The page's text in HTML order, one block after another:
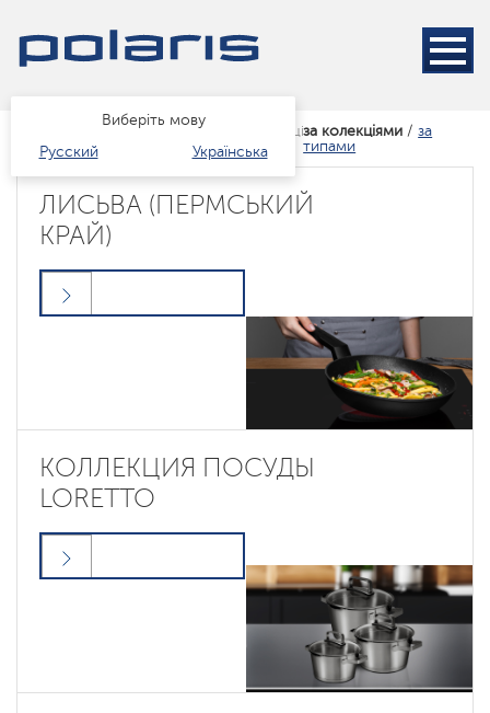
Виберіть мову
Русский
Українська
Каталог Посуд за колекціямиза колекціями / за
типами
ЛИСЬВА (ПЕРМСЬКИЙ
КРАЙ)
КОЛЛЕКЦИЯ ПОСУДЫ
LORETTO